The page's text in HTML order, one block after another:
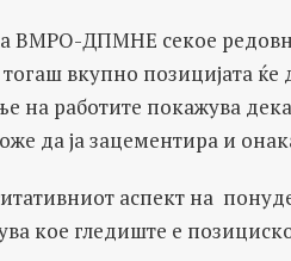
ВМРО-ДПМНЕ секое
вкупно позицијата
на работите покажува
да ја зацементира и
аспект на
кое гледиште е